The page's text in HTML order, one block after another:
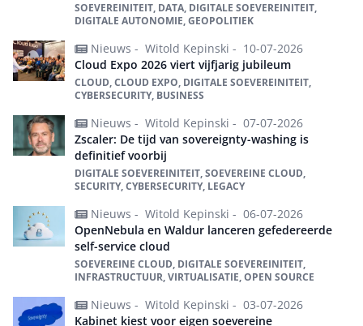
SOEVEREINITEIT, DATA, DIGITALE SOEVEREINITEIT,
DIGITALE AUTONOMIE, GEOPOLITIEK
Nieuws - Witold Kepinski - 10-07-2026
Cloud Expo 2026 viert vijfjarig jubileum
CLOUD, CLOUD EXPO, DIGITALE SOEVEREINITEIT,
CYBERSECURITY, BUSINESS
Nieuws - Witold Kepinski - 07-07-2026
Zscaler: De tijd van sovereignty-washing is
definitief voorbij
DIGITALE SOEVEREINITEIT, SOEVEREINE CLOUD,
SECURITY, CYBERSECURITY, LEGACY
Nieuws - Witold Kepinski - 06-07-2026
OpenNebula en Waldur lanceren gefedereerde
self-service cloud
SOEVEREINE CLOUD, DIGITALE SOEVEREINITEIT,
INFRASTRUCTUUR, VIRTUALISATIE, OPEN SOURCE
Nieuws - Witold Kepinski - 03-07-2026
Kabinet kiest voor eigen soevereine